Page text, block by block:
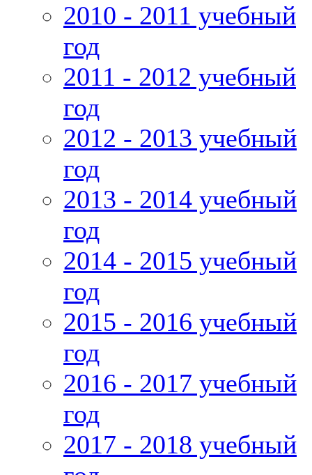
2010 - 2011 учебный
год
2011 - 2012 учебный
год
2012 - 2013 учебный
год
2013 - 2014 учебный
год
2014 - 2015 учебный
год
2015 - 2016 учебный
год
2016 - 2017 учебный
год
2017 - 2018 учебный